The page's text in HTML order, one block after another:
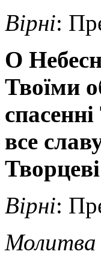
Вірні:
О
Твоїми
все
Вірні:
Молитва